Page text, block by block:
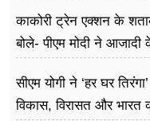
काकोरी ट्रेन एक्शन के
बोले- पीएम मोदी ने आजादी
सीएम योगी ने ‘हर घर
विकास, विरासत और भारत